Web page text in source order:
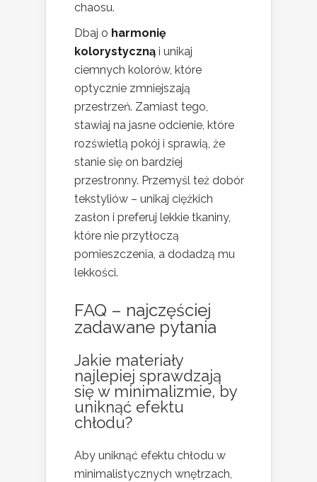
chaosu.
Dbaj o harmonię
kolorystyczną i unikaj
ciemnych kolorów, które
optycznie zmniejszają
przestrzeń. Zamiast tego,
stawiaj na jasne odcienie, które
rozświetlą pokój i sprawią, że
stanie się on bardziej
przestronny. Przemyśl też dobór
tekstyliów – unikaj ciężkich
zasłon i preferuj lekkie tkaniny,
które nie przytłoczą
pomieszczenia, a dodadzą mu
lekkości.
FAQ – najczęściej
zadawane pytania
Jakie materiały
najlepiej sprawdzają
się w minimalizmie, by
uniknąć efektu
chłodu?
Aby uniknąć efektu chłodu w
minimalistycznych wnętrzach,